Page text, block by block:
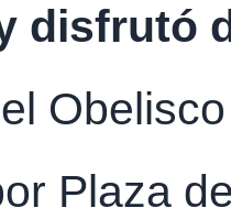
disfrutó
Plaza